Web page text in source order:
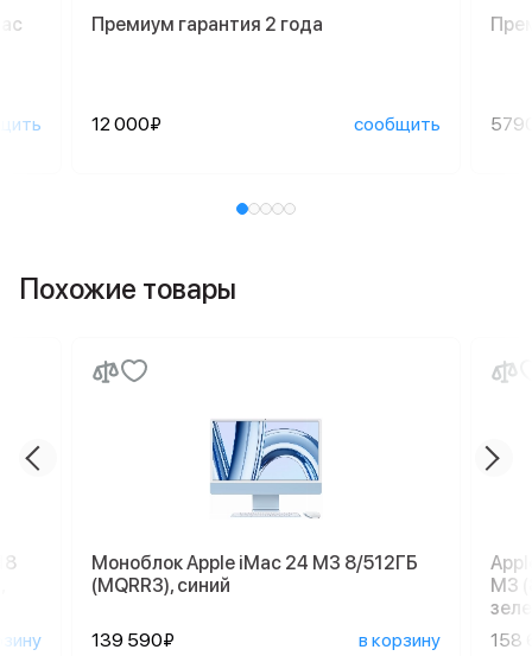
Премиум гарантия 2 года
12 000₽ сообщить
Похожие товары
Моноблок Apple iMac 24 M3 8/512ГБ
(MQRR3), синий
139 590₽ в корзину
M3
158